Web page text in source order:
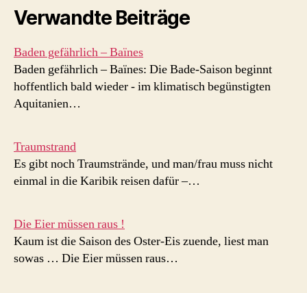
Verwandte Beiträge
Baden gefährlich – Baïnes
Baden gefährlich – Baïnes: Die Bade-Saison beginnt
hoffentlich bald wieder - im klimatisch begünstigten
Aquitanien…
Traumstrand
Es gibt noch Traumstrände, und man/frau muss nicht
einmal in die Karibik reisen dafür –…
Die Eier müssen raus !
Kaum ist die Saison des Oster-Eis zuende, liest man
sowas … Die Eier müssen raus…